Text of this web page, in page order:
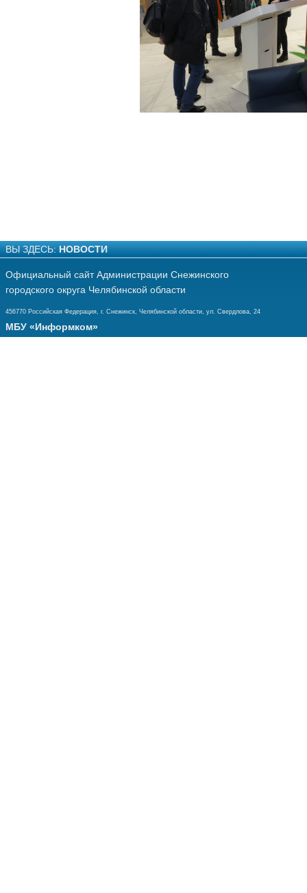
ВЫ ЗДЕСЬ: НОВОСТИ
Официальный сайт Администрации Снежинского
городского округа Челябинской области
456770 Российская Федерация, г. Снежинск, Челябинской области, ул. Свердлова, 24
МБУ «Информком»